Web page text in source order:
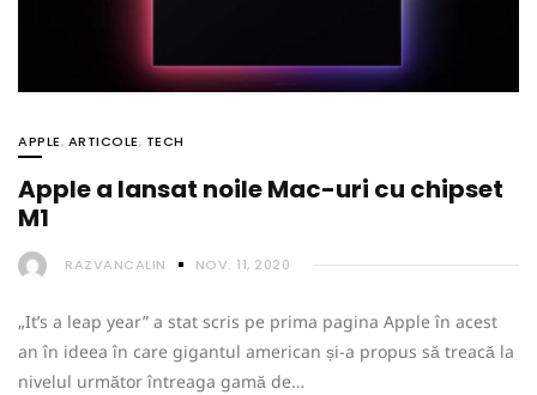
APPLE, ARTICOLE, TECH
Apple a lansat noile Mac-uri cu chipset
M1
RAZVANCALIN NOV. 11, 2020
„It’s a leap year” a stat scris pe prima pagina Apple în acest
an în ideea în care gigantul american și-a propus să treacă la
nivelul următor întreaga gamă de…